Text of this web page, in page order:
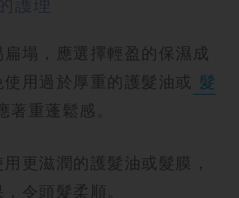
塌，應選擇輕盈的保濕成
用過於厚重的護髮油或 髮
著重蓬鬆感。
更滋潤的護髮油或髮膜，
令頭髮柔順。